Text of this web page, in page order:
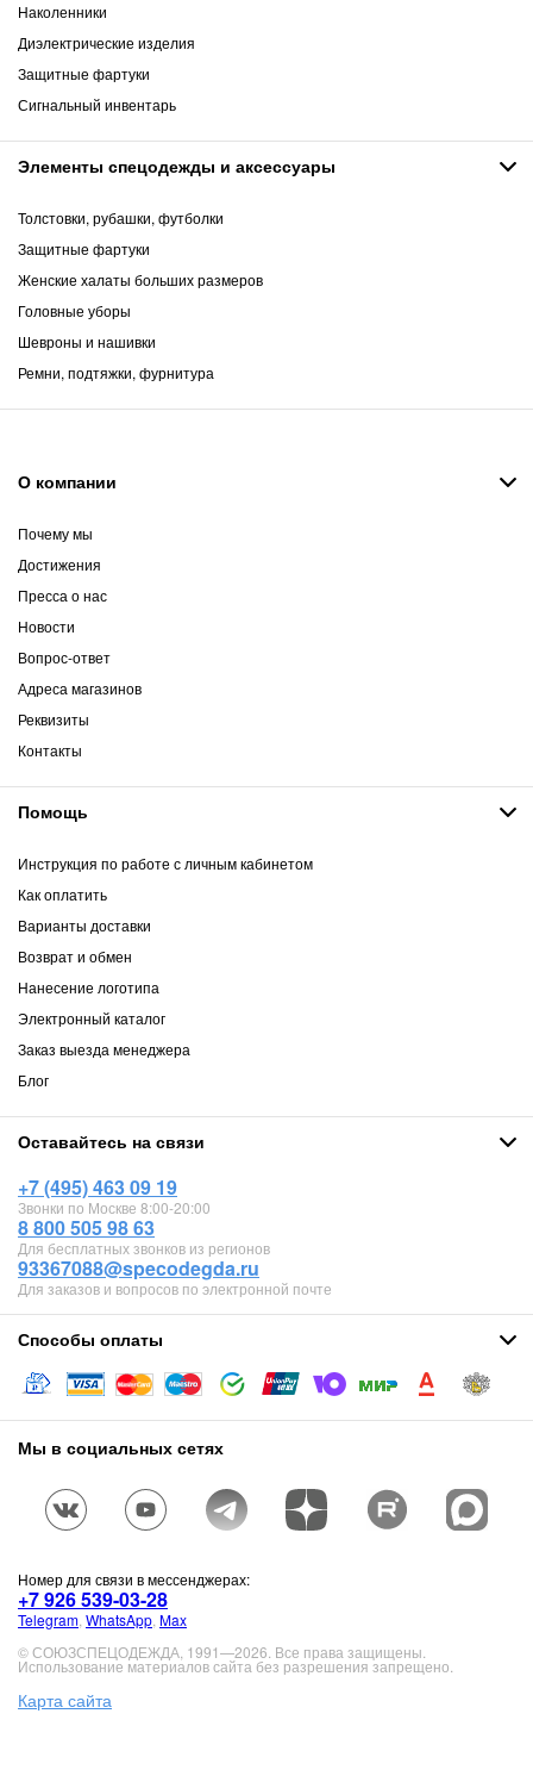
Наколенники
Диэлектрические изделия
Защитные фартуки
Сигнальный инвентарь
Элементы спецодежды и аксессуары
Толстовки, рубашки, футболки
Защитные фартуки
Женские халаты больших размеров
Головные уборы
Шевроны и нашивки
Ремни, подтяжки, фурнитура
О компании
Почему мы
Достижения
Пресса о нас
Новости
Вопрос-ответ
Адреса магазинов
Реквизиты
Контакты
Помощь
Инструкция по работе с личным кабинетом
Как оплатить
Варианты доставки
Возврат и обмен
Нанесение логотипа
Электронный каталог
Заказ выезда менеджера
Блог
Оставайтесь на связи
+7 (495) 463 09 19
Звонки по Москве 8:00-20:00
8 800 505 98 63
Для бесплатных звонков из регионов
93367088@specodegda.ru
Для заказов и вопросов по электронной почте
Способы оплаты
Мы в социальных сетях
Номер для связи в мессенджерах:
+7 926 539-03-28
Telegram WhatsApp Max
© СОЮЗСПЕЦОДЕЖДА, 1991—2026. Все права защищены.
Использование материалов сайта без разрешения запрещено.
Карта сайта